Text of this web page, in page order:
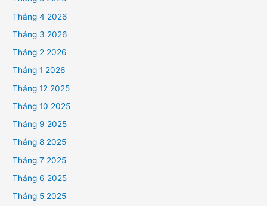
Tháng 4 2026
Tháng 3 2026
Tháng 2 2026
Tháng 1 2026
Tháng 12 2025
Tháng 10 2025
Tháng 9 2025
Tháng 8 2025
Tháng 7 2025
Tháng 6 2025
Tháng 5 2025